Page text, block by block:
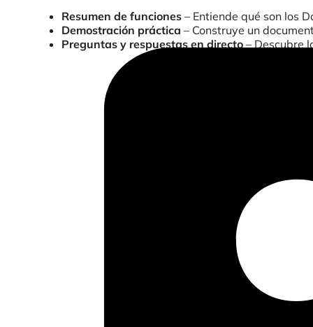
Resumen de funciones – Entiende qué son los
Demostración práctica – Construye un
Preguntas y respuestas en directo– Descubre